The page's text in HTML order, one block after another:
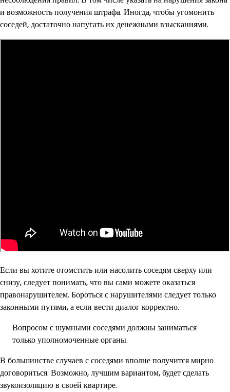
и возможность получения штрафа. Иногда, чтобы угомонить
соседей, достаточно напугать их денежными взысканиями.
Если вы хотите отомстить или насолить соседям сверху или
снизу, следует понимать, что вы сами можете оказаться
правонарушителем. Бороться с нарушителями следует только
законными путями, а если вести диалог корректно.
Вопросом с шумными соседями должны заниматься
только уполномоченные органы.
В большинстве случаев с соседями вполне получится мирно
договориться. Возможно, лучшим вариантом, будет сделать
звукоизоляцию в своей квартире.